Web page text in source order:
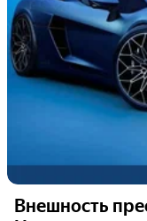
Внешность